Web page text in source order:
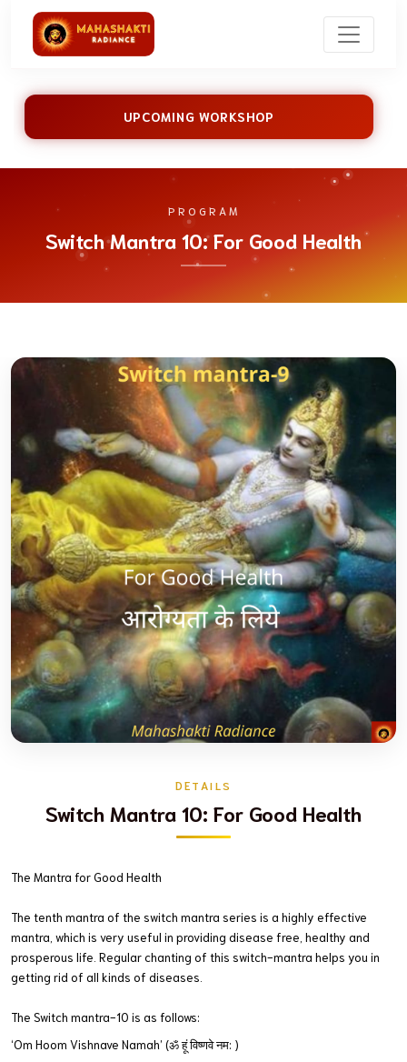
UPCOMING WORKSHOP
PROGRAM
Switch Mantra 10: For Good Health
DETAILS
Switch Mantra 10: For Good Health
The Mantra for Good Health
The tenth mantra of the switch mantra series is a highly effective
mantra, which is very useful in providing disease free, healthy and
prosperous life. Regular chanting of this switch-mantra helps you in
getting rid of all kinds of diseases.
The Switch mantra-10 is as follows:
‘Om Hoom Vishnave Namah’ (ॐ हूं विष्णवे नम: )